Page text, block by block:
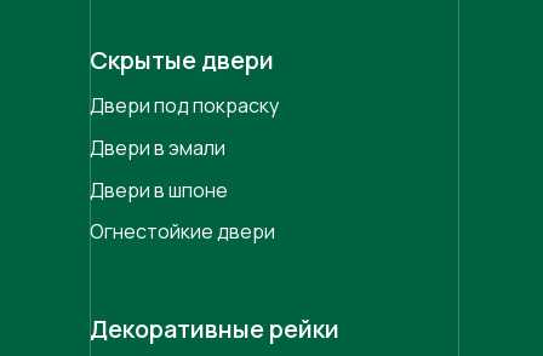
Скрытые двери
Двери в эмали
Двери под покраску
Двери в шпоне
Декоративные рейки
Огнестойкие двери